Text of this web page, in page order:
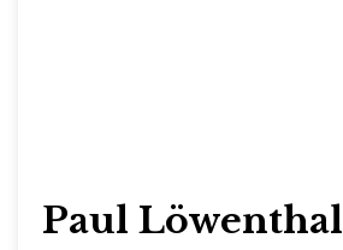
Paul Löwenthal